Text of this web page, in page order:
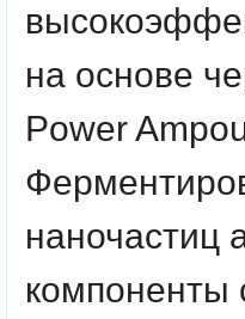
на основе
Power
наночастиц
компоненты